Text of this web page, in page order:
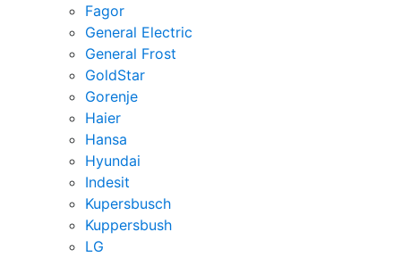
Fagor
General Electric
General Frost
GoldStar
Gorenje
Haier
Hansa
Hyundai
Indesit
Kupersbusch
Kuppersbush
LG